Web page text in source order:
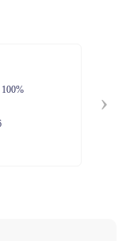
spokojná